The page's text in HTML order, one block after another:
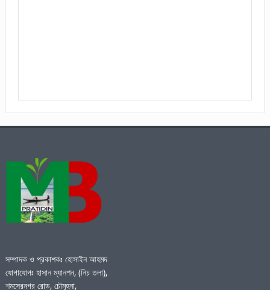
সম্পাদক ও প্রকাশকঃ হোসাইন আহমদ
যোগাযোগঃ হাসান ম্যানশন, (নিচ তলা),
শমসেরনগর রোড, চৌমূহনা,